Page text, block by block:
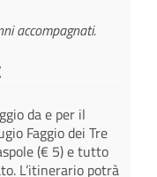
accompagnati.
da e per il
Faggio dei Tre
(€ 5) e tutto
L’itinerario potrà